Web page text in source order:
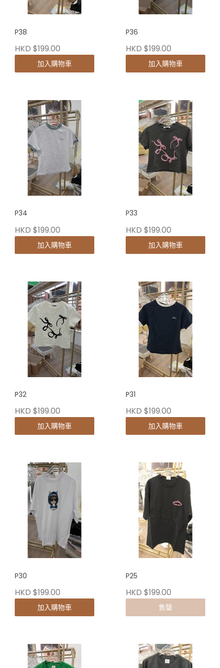
P38
HKD $199.00
加入購物車
P36
HKD $199.00
加入購物車
P34
HKD $199.00
加入購物車
P33
HKD $199.00
加入購物車
P32
HKD $199.00
加入購物車
P31
HKD $199.00
加入購物車
P30
HKD $199.00
加入購物車
P25
HKD $199.00
售罄